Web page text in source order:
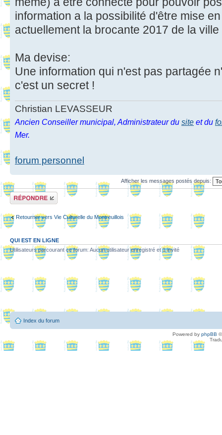
information a la possibilité d'être mise
actuellement la brocante 2017 de la
Ma devise:
Une information qui n'est pas partagée
c'est un secret !
Christian LEVASSEUR
Ancien Conseiller municipal, Administrateur du site et du
Mer.
forum personnel
Afficher les messages postés depuis:
Répondre
Retourner vers Vie Culturelle du Montreuillois
QUI EST EN LIGNE
Utilisateurs parcourant ce forum: Aucun utilisateur enregistré et 1 invité
Index du forum
Powered by phpBB